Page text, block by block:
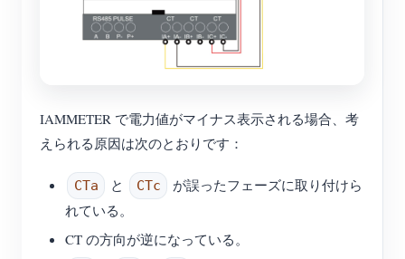
IAMMETER で電力値がマイナス表示される場合、考
えられる原因は次のとおりです：
CTa と CTc
が誤ったフェーズに取り付けら
れている。
CT の方向が逆になっている。